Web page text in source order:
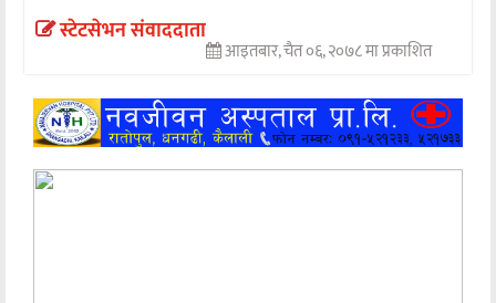
मनोरञ्जन
स्टेटसेभन संवाददाता
आइतबार, चैत ०६, २०७८ मा प्रकाशित